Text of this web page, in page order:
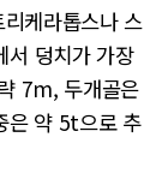
케라톱스나 스
서 덩치가 가장
7m, 두개골은
은 약 5t으로 추